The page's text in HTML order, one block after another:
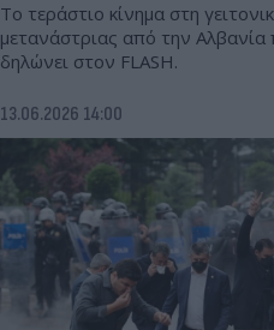
Το τεράστιο κίνημα στη
μετανάστριας από την Αλβανία
δηλώνει στον FLASH.
13.06.2026 14:00